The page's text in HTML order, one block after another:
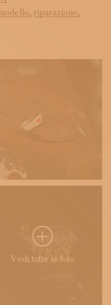
riparazione,
Vedi tutte le foto